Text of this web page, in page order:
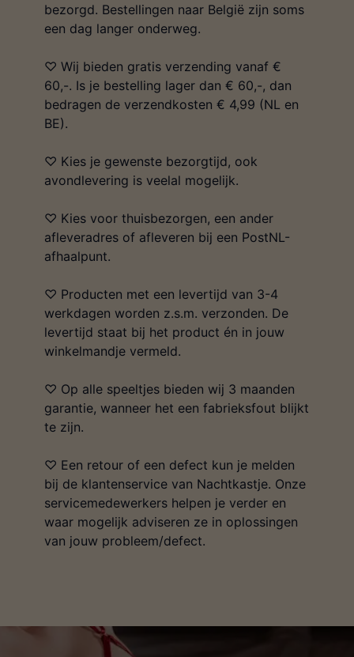
bezorgd. Bestellingen naar België zijn soms
een dag langer onderweg.
♡ Wij bieden gratis verzending vanaf €
60,-. Is je bestelling lager dan € 60,-, dan
bedragen de verzendkosten € 4,99 (NL en
BE).
♡ Kies je gewenste bezorgtijd, ook
avondlevering is veelal mogelijk.
♡ Kies voor thuisbezorgen, een ander
afleveradres of afleveren bij een PostNL-
afhaalpunt.
♡ Producten met een levertijd van 3-4
werkdagen worden z.s.m. verzonden. De
levertijd staat bij het product én in jouw
winkelmandje vermeld.
♡ Op alle speeltjes bieden wij 3 maanden
garantie, wanneer het een fabrieksfout blijkt
te zijn.
♡ Een retour of een defect kun je melden
bij de klantenservice van Nachtkastje. Onze
servicemedewerkers helpen je verder en
waar mogelijk adviseren ze in oplossingen
van jouw probleem/defect.